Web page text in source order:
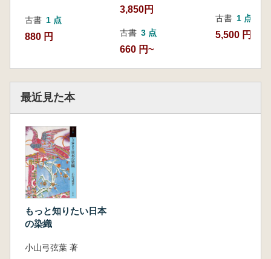
古書 1 点
880 円
3,850円
古書 3 点
660 円~
古書 1 点
5,500 円
最近見た本
もっと知りたい日本
の染織
小山弓弦葉 著